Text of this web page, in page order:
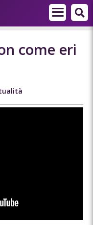
come eri